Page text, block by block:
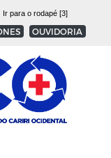
Ir para o rodapé [3]
OUVIDORIA